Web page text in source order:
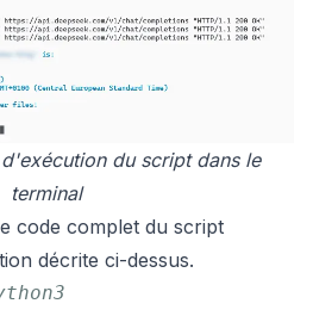
du script dans le
terminal
code complet du script
décrite ci-dessus.